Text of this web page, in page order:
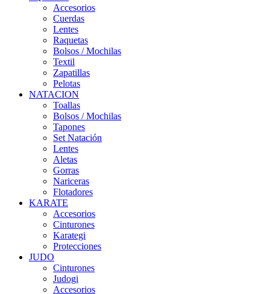
Accesorios
Cuerdas
Lentes
Raquetas
Bolsos / Mochilas
Textil
Zapatillas
Pelotas
NATACION
Toallas
Bolsos / Mochilas
Tapones
Set Natación
Lentes
Aletas
Gorras
Nariceras
Flotadores
KARATE
Accesorios
Cinturones
Karategi
Protecciones
JUDO
Cinturones
Judogi
Accesorios